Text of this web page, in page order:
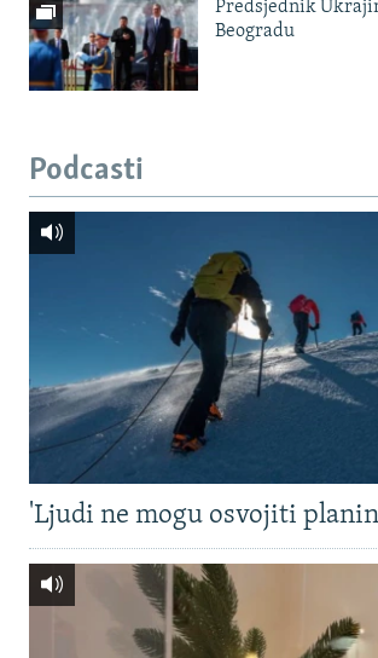
Predsjednik
Beogradu
Podcasti
'Ljudi ne mogu osvojiti